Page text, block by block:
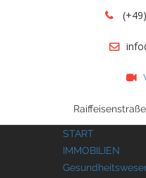
START
IMMOBILIEN